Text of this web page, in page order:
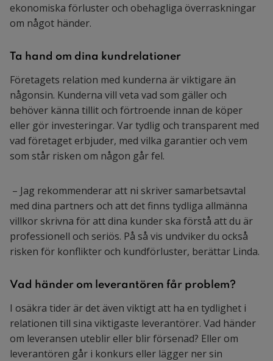
ekonomiska förluster och obehagliga överraskningar
om något händer.
Ta hand om dina kundrelationer
Företagets relation med kunderna är viktigare än
någonsin. Kunderna vill veta vad som gäller och
behöver känna tillit och förtroende innan de köper
eller gör investeringar. Var tydlig och transparent med
vad företaget erbjuder, med vilka garantier och vem
som står risken om någon går fel.
– Jag rekommenderar att ni skriver samarbetsavtal
med dina partners och att det finns tydliga allmänna
villkor skrivna för att dina kunder ska förstå att du är
professionell och seriös. På så vis undviker du också
risken för konflikter och kundförluster, berättar Linda.
Vad händer om leverantören får problem?
I osäkra tider är det även viktigt att ha en tydlighet i
relationen till sina viktigaste leverantörer. Vad händer
om leveransen uteblir eller blir försenad? Eller om
leverantören går i konkurs eller lägger ner sin